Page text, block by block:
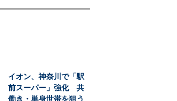
イオン、神奈川で「駅
前スーパー」強化 共
働き・単身世帯を狙う